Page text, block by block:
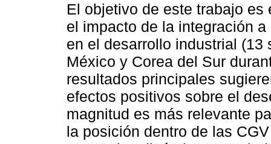
El objetivo de este trabajo
el impacto de la integración
en el desarrollo industrial (13
México y Corea del Sur
resultados principales
efectos positivos sobre el
magnitud es más relevante
la posición dentro de las